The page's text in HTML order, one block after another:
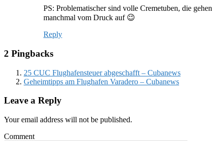
PS: Problematischer sind volle Cremetuben, die gehen
manchmal vom Druck auf 😉
Reply
2 Pingbacks
25 CUC Flughafensteuer abgeschafft – Cubanews
Geheimtipps am Flughafen Varadero – Cubanews
Leave a Reply
Your email address will not be published.
Comment